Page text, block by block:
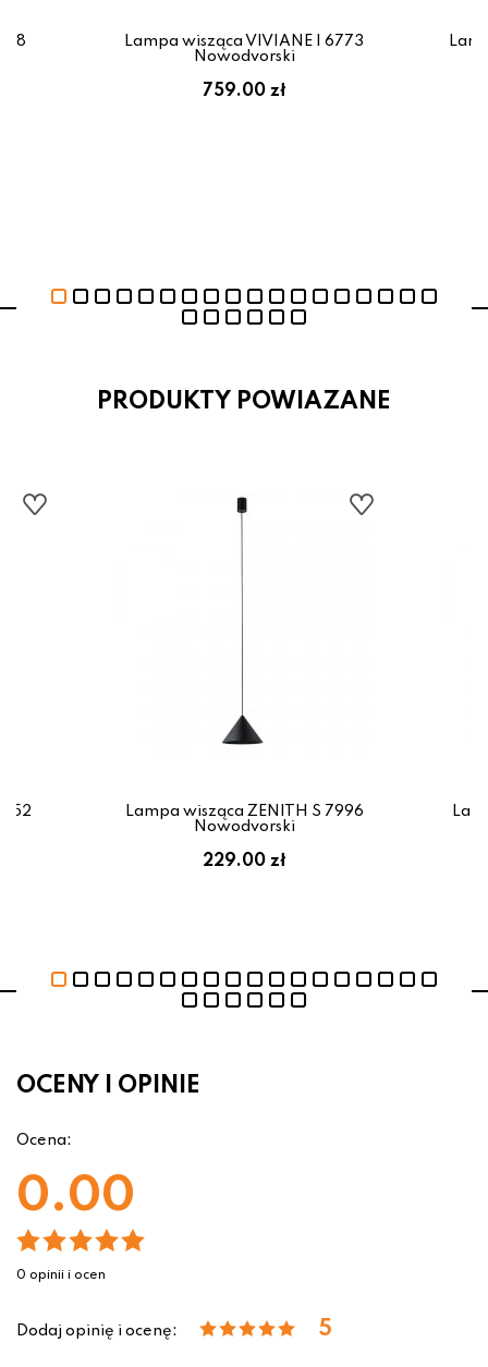
Lampa wisząca VIVIANE I 6773
Nowodvorski
759.00 zł
PRODUKTY POWIAZANE
Lampa wisząca ZENITH S 7996
Nowodvorski
229.00 zł
OCENY I OPINIE
Ocena:
0.00
0 opinii i ocen
Dodaj opinię i ocenę: 5